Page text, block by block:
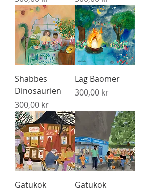
Shabbes
Dinosaurien
Pris
300,00 kr
Lag Baomer
Pris
300,00 kr
Gatukök
Gatukök